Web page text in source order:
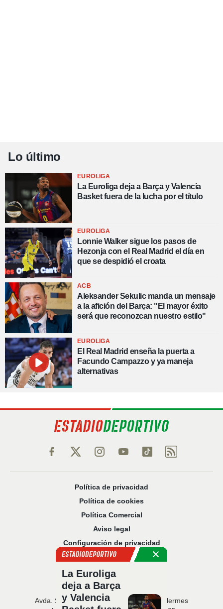
Lo último
EUROLIGA
La Euroliga deja a Barça y Valencia
Basket fuera de la lucha por el título
EUROLIGA
Lonnie Walker sigue los pasos de
Hezonja con el Real Madrid el día en
que se despidió el croata
ACB
Aleksander Sekulic manda un mensaje
a la afición del Barça: "El mayor éxito
será que reconozcan nuestro estilo"
EUROLIGA
El Real Madrid enseña la puerta a
Facundo Campazzo y ya maneja
alternativas
Política de privacidad
Política de cookies
Política Comercial
Aviso legal
Configuración de privacidad
Sobre nosotros
Código Ético
Avda. San Francisco Javier, 22 · Edificio Hermes
La Euroliga
deja a Barça
y Valencia